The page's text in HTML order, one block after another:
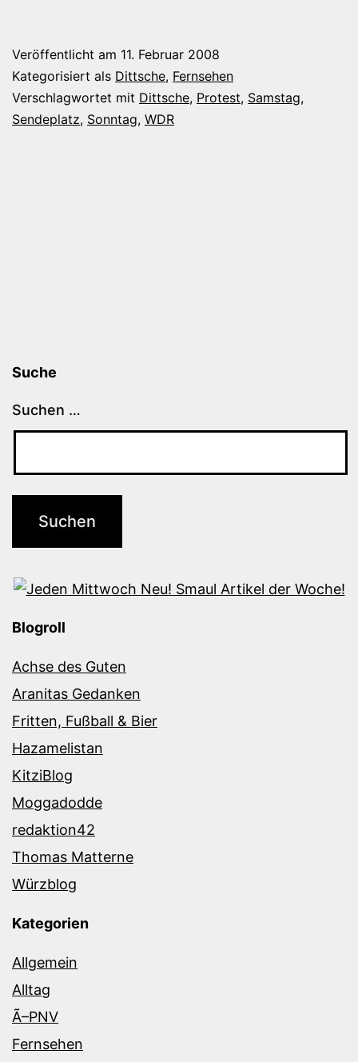
Veröffentlicht am 11. Februar 2008
Kategorisiert als Dittsche, Fernsehen
Verschlagwortet mit Dittsche, Protest, Samstag,
Sendeplatz, Sonntag, WDR
Suche
Suchen …
Blogroll
Achse des Guten
Aranitas Gedanken
Fritten, Fußball & Bier
Hazamelistan
KitziBlog
Moggadodde
redaktion42
Thomas Matterne
Würzblog
Kategorien
Allgemein
Alltag
Ã–PNV
Fernsehen